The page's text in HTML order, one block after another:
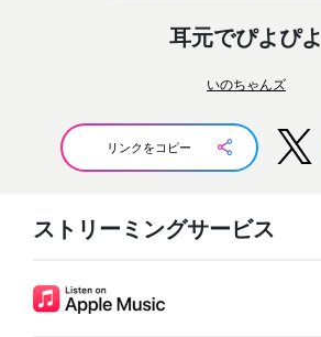
耳元でぴよぴよ
いのちゃんズ
リンクをコピー
ストリーミングサービス